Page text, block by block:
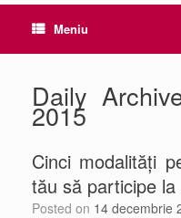
Meniu
Daily
2015
Cinci modalități
tău să participe la
Posted on 14 decembrie